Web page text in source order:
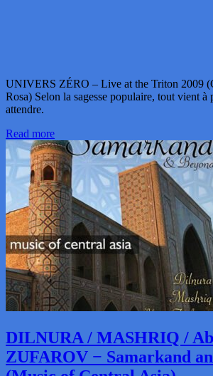
UNIVERS ZÉRO – Live at the Triton 2009
Rosa) Selon la sagesse populaire, tout vient à
attendre.
Read more
DILNURA / MASHRIQ /
ZUFAROV − Samarkand